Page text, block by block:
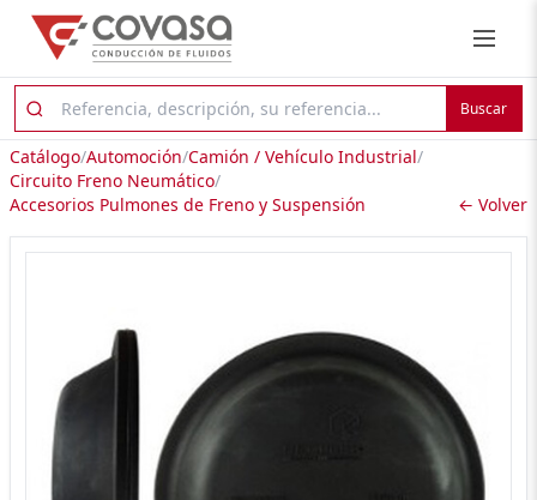
Buscar
Catálogo/Automoción/Camión / Vehículo Industrial/
Circuito Freno Neumático/
Accesorios Pulmones de Freno y Suspensión
← Volver